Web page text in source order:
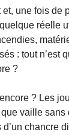
une fois
réelle
: tout n’est
?
? Les
vaille
chancre